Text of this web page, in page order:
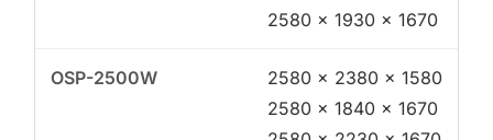
2580 × 1930 × 1670
2580 × 2380 × 1580
2580 × 1840 × 1670